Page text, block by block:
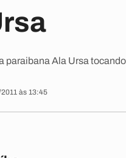
Ala Ursa
às 13:45